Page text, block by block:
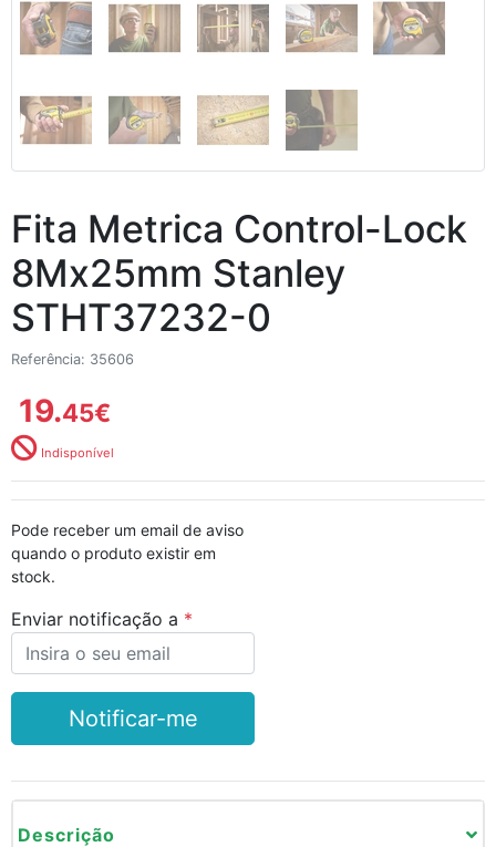
Fita Metrica Control-Lock
8Mx25mm Stanley
STHT37232-0
Referência: 35606
19.45€
Indisponível
Pode receber um email de aviso
quando o produto existir em
stock.
Enviar notificação a
Notificar-me
Descrição